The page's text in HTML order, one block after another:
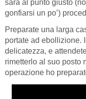
sarà al punto giusto
gonfiarsi un po’)
Preparate una larga
portate ad ebollizione.
delicatezza, e
rimetterlo al suo posto
operazione ho